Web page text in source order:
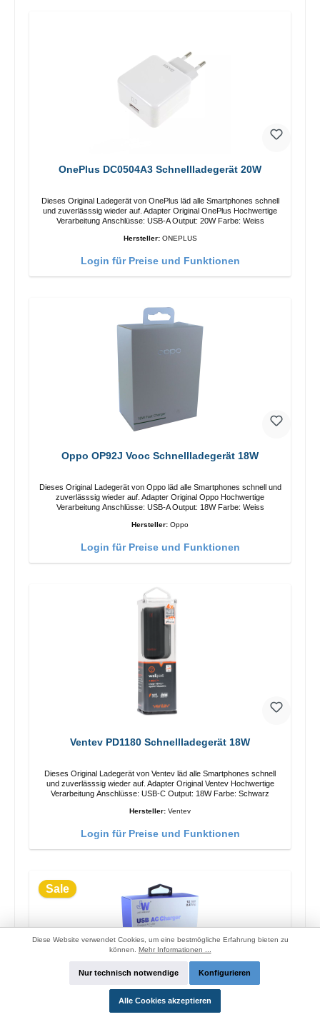
OnePlus DC0504A3 Schnellladegerät 20W
Dieses Original Ladegerät von OnePlus läd alle Smartphones schnell
und zuverlässsig wieder auf. Adapter Original OnePlus Hochwertige
Verarbeitung Anschlüsse: USB-A Output: 20W Farbe: Weiss
Hersteller: ONEPLUS
Login für Preise und Funktionen
Oppo OP92J Vooc Schnellladegerät 18W
Dieses Original Ladegerät von Oppo läd alle Smartphones schnell und
zuverlässsig wieder auf. Adapter Original Oppo Hochwertige
Verarbeitung Anschlüsse: USB-A Output: 18W Farbe: Weiss
Hersteller: Oppo
Login für Preise und Funktionen
Ventev PD1180 Schnellladegerät 18W
Dieses Original Ladegerät von Ventev läd alle Smartphones schnell
und zuverlässsig wieder auf. Adapter Original Ventev Hochwertige
Verarbeitung Anschlüsse: USB-C Output: 18W Farbe: Schwarz
Hersteller: Ventev
Login für Preise und Funktionen
Sale
Diese Website verwendet Cookies, um eine bestmögliche Erfahrung bieten zu
können. Mehr Informationen ...
Nur technisch notwendige Konfigurieren
Alle Cookies akzeptieren